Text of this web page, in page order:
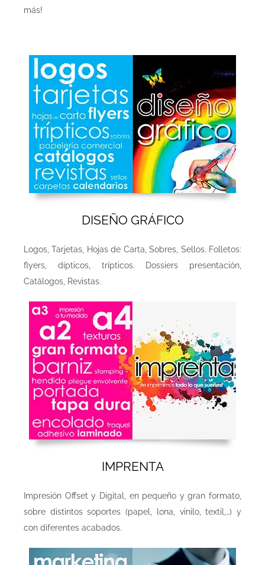
más!
DISEÑO GRÁFICO
Logos, Tarjetas, Hojas de Carta, Sobres, Sellos. Folletos:
flyers, dípticos, trípticos. Dossiers presentación,
Catálogos, Revistas.
IMPRENTA
Impresión Offset y Digital, en pequeño y gran formato,
sobre distintos soportes (papel, lona, vinilo, textil,…) y
con diferentes acabados.